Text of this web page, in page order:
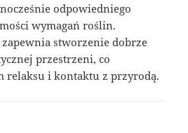
odpowiedniego
wymagań roślin.
zapewnia stworzenie dobrze
przestrzeni, co
relaksu i kontaktu z przyrodą.